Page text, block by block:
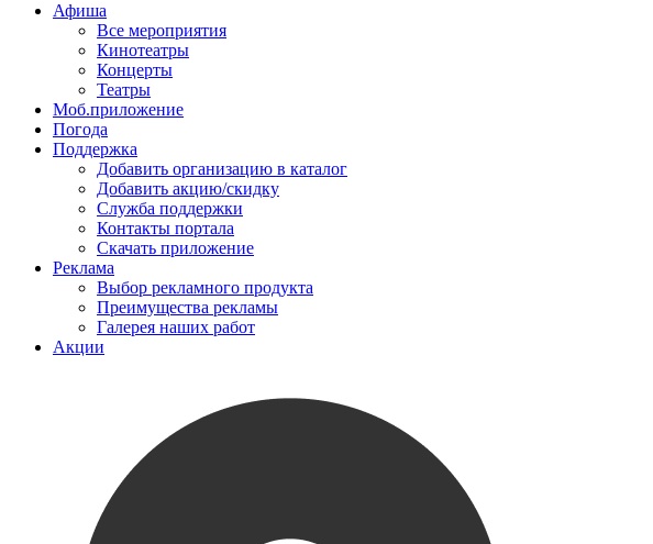
Афиша
Все мероприятия
Кинотеатры
Концерты
Театры
Моб.приложение
Погода
Поддержка
Добавить организацию в каталог
Добавить акцию/скидку
Служба поддержки
Контакты портала
Скачать приложение
Реклама
Выбор рекламного продукта
Преимущества рекламы
Галерея наших работ
Акции